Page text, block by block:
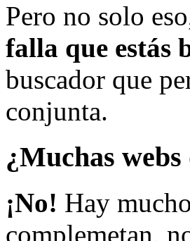
Pero no solo
falla que estás
buscador que
conjunta.
¿Muchas webs
¡No! Hay
complemetan,